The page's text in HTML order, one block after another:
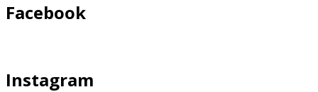
Facebook
Instagram